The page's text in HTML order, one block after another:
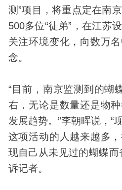
测”项目，将重点定在南
500多位“徒弟”，在江苏
关注环境变化，向数万
念。
“目前，南京监测到的蝴
右，无论是数量还是物
发展趋势。”李朝晖说，“
这项活动的人越来越多
现自己从未见过的蝴蝶
诉记者。